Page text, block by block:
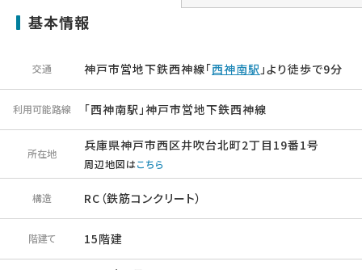
基本情報
交通 神戸市営地下鉄西神線「西神南駅 」より徒歩で9分
利用可能路線 「西神南駅」神戸市営地下鉄西神線
所在地
兵庫県神戸市西区井吹台北町2丁目19番1号
周辺地図はこちら
構造 RC（鉄筋コンクリート）
階建て 15階建